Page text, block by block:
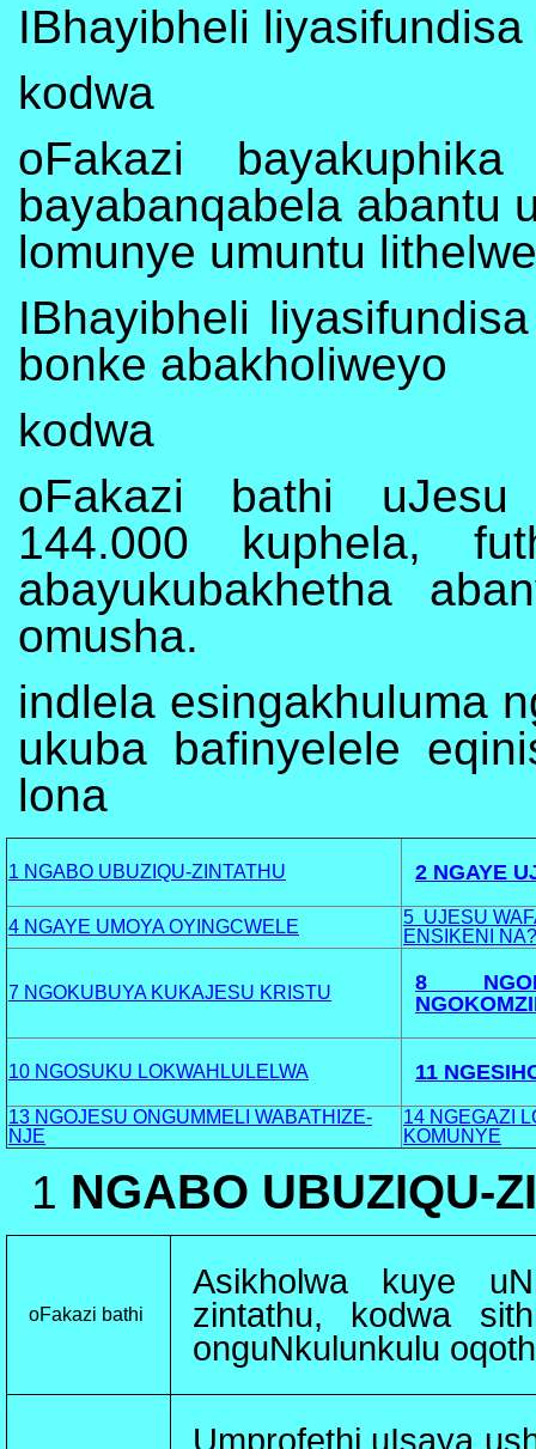
IBhayibheli
kodwa
oFakazi
bayabanqabela abantu
lomunye umuntu
IBhayibheli
bonke abakholiweyo
kodwa
oFakazi bathi uJesu
144.000 kuphela,
abayukubakhetha
omusha.
indlela esingakhuluma
ukuba bafinyelele
lona
1 NGABO UBUZIQU-ZINTATHU 2 NGAYE
4 NGAYE UMOYA OYINGCWELE
5 UJESU
ENSIKENI NA?
7 NGOKUBUYA KUKAJESU KRISTU
8
10 NGOSUKU LOKWAHLULELWA 11
13 NGOJESU ONGUMMELI WABATHIZE-
NJE
14 NGEGAZI
KOMUNYE
1 NGABO UBUZIQU-
oFakazi bathi
Asikholwa kuye
zintathu, kodwa
onguNkulunkulu
Umprofethi uIsaya